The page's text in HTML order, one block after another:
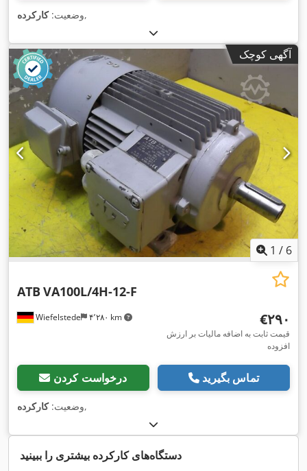
وضعیت:کارکرده ,
آگهی کوچک
1 / 6
Wiefelstede ۴٬۲۸۰ km
ATB VA100L/4H-12-F
‎€۲۹۰
قیمت ثابت به اضافه مالیات بر ارزش
افزوده
درخواست کردن تماس بگیرید
وضعیت:کارکرده ,
دستگاه‌های کارکرده بیشتری را ببینید